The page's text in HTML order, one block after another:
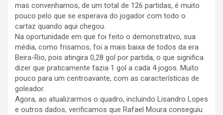
mas convenhamos, de um total de 126 partidas, é muito
pouco pelo que se esperava do jogador com todo o
cartaz quando aqui chegou.
Na oportunidade em que foi feito o demonstrativo, sua
média, como frisamos, foi a mais baixa de todos da era
Beira-Rio, pois atingira 0,28 gol por partida, o que significa
dizer que praticamente fazia 1 gol a cada 4 jogos. Muito
pouco para um centroavante, com as características de
goleador.
Agora, ao atualizarmos o quadro, incluindo Lisandro Lopes
e outros dados, verificamos que Rafael Moura conseguiu